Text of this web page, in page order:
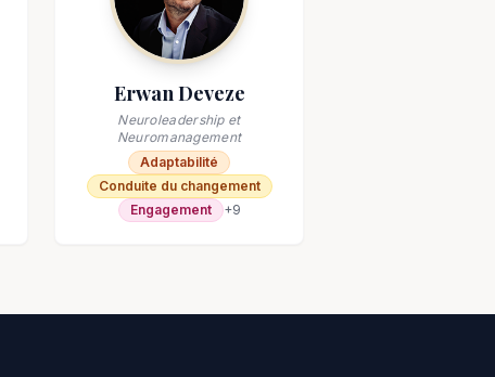
Erwan Deveze
Neuroleadership et
Neuromanagement
Adaptabilité
Conduite du changement
Engagement
+9